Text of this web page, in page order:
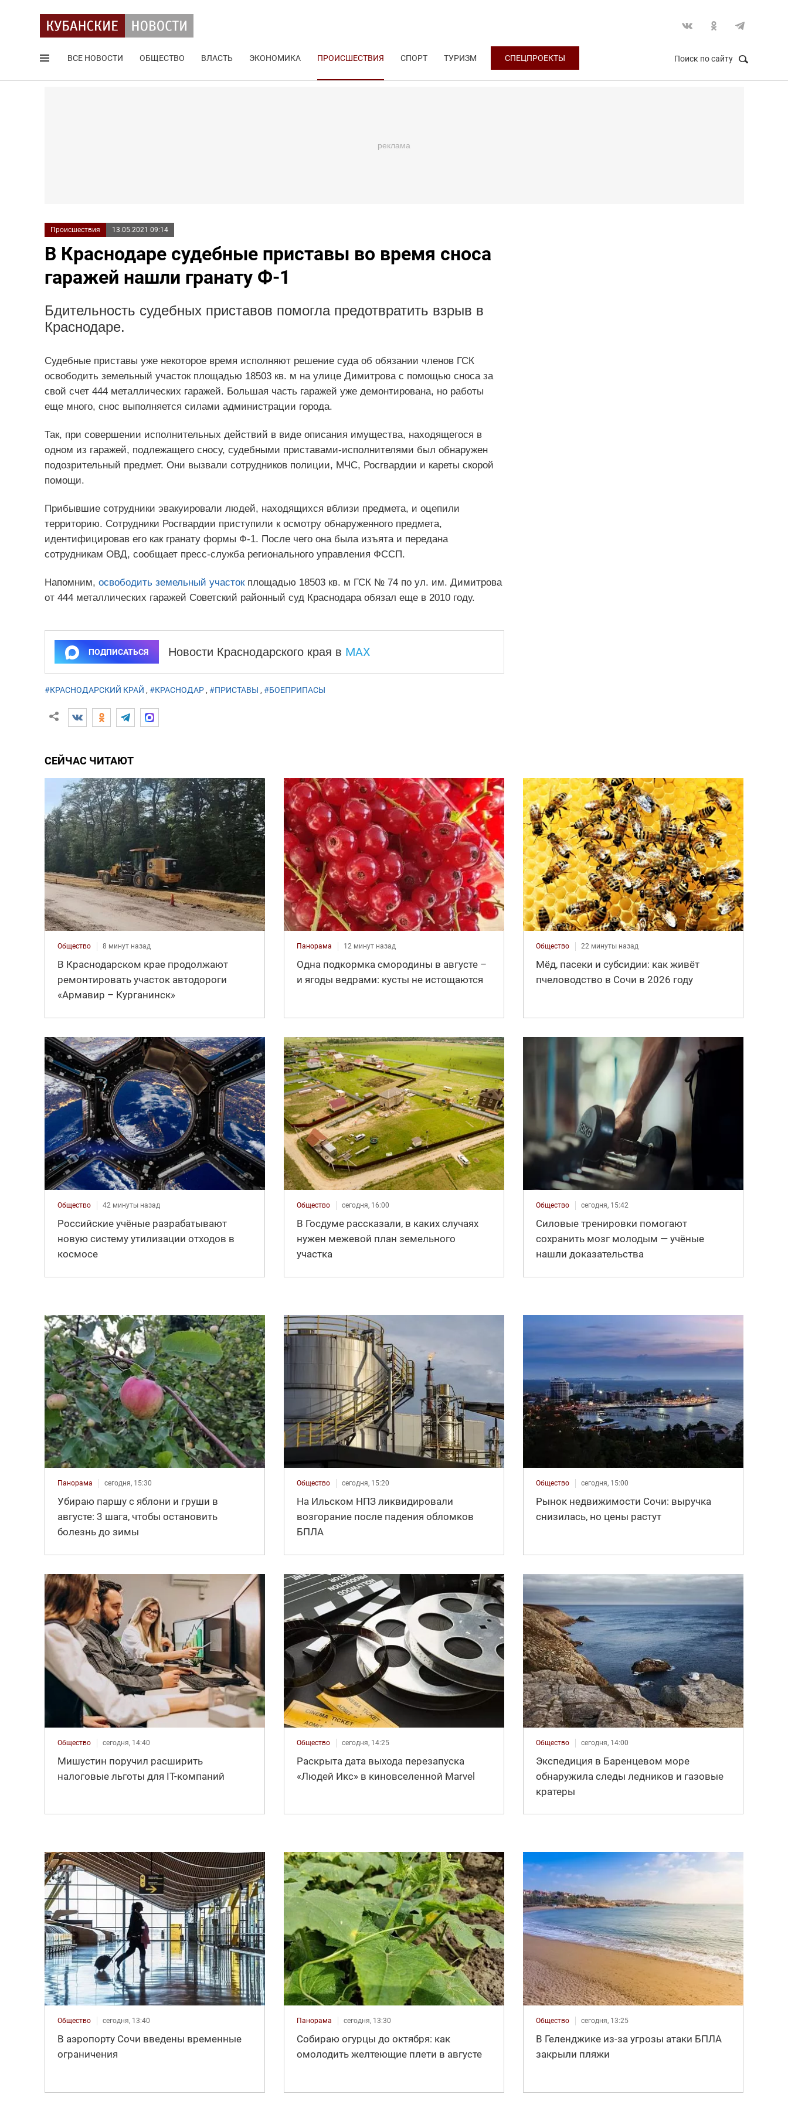
ВСЕ НОВОСТИ ОБЩЕСТВО ВЛАСТЬ ЭКОНОМИКА ПРОИСШЕСТВИЯ СПОРТ ТУРИЗМ СПЕЦПРОЕКТЫ Поиск по сайту
Происшествия 13.05.2021 09:14
В Краснодаре судебные приставы во время сноса
гаражей нашли гранату Ф-1
Бдительность судебных приставов помогла предотвратить взрыв в
Краснодаре.
Судебные приставы уже некоторое время исполняют решение суда об обязании членов ГСК
освободить земельный участок площадью 18503 кв. м на улице Димитрова с помощью сноса за
свой счет 444 металлических гаражей. Большая часть гаражей уже демонтирована, но работы
еще много, снос выполняется силами администрации города.
Так, при совершении исполнительных действий в виде описания имущества, находящегося в
одном из гаражей, подлежащего сносу, судебными приставами-исполнителями был обнаружен
подозрительный предмет. Они вызвали сотрудников полиции, МЧС, Росгвардии и кареты скорой
помощи.
Прибывшие сотрудники эвакуировали людей, находящихся вблизи предмета, и оцепили
территорию. Сотрудники Росгвардии приступили к осмотру обнаруженного предмета,
идентифицировав его как гранату формы Ф-1. После чего она была изъята и передана
сотрудникам ОВД, сообщает пресс-служба регионального управления ФССП.
Напомним, освободить земельный участокплощадью 18503 кв. м ГСК № 74 по ул. им. Димитрова
от 444 металлических гаражей Советский районный суд Краснодара обязал еще в 2010 году.
ПОДПИСАТЬСЯ Новости Краснодарского края в MAX
#КРАСНОДАРСКИЙ КРАЙ , #КРАСНОДАР, #ПРИСТАВЫ , #БОЕПРИПАСЫ
СЕЙЧАС ЧИТАЮТ
Общество 8 минут назад
В Краснодарском крае продолжают
ремонтировать участок автодороги
«Армавир – Курганинск»
Панорама 12 минут назад
Одна подкормка смородины в августе –
и ягоды ведрами: кусты не истощаются
Общество 22 минуты назад
Мёд, пасеки и субсидии: как живёт
пчеловодство в Сочи в 2026 году
Общество 42 минуты назад
Российские учёные разрабатывают
новую систему утилизации отходов в
космосе
Общество сегодня, 16:00
В Госдуме рассказали, в каких случаях
нужен межевой план земельного
участка
Общество сегодня, 15:42
Силовые тренировки помогают
сохранить мозг молодым — учёные
нашли доказательства
Панорама сегодня, 15:30
Убираю паршу с яблони и груши в
августе: 3 шага, чтобы остановить
болезнь до зимы
Общество сегодня, 15:20
На Ильском НПЗ ликвидировали
возгорание после падения обломков
БПЛА
Общество сегодня, 15:00
Рынок недвижимости Сочи: выручка
снизилась, но цены растут
Общество сегодня, 14:40
Мишустин поручил расширить
налоговые льготы для IT-компаний
Общество сегодня, 14:25
Раскрыта дата выхода перезапуска
«Людей Икс» в киновселенной Marvel
Общество сегодня, 14:00
Экспедиция в Баренцевом море
обнаружила следы ледников и газовые
кратеры
Общество сегодня, 13:40
В аэропорту Сочи введены временные
ограничения
Панорама сегодня, 13:30
Собираю огурцы до октября: как
омолодить желтеющие плети в августе
Общество сегодня, 13:25
В Геленджике из-за угрозы атаки БПЛА
закрыли пляжи